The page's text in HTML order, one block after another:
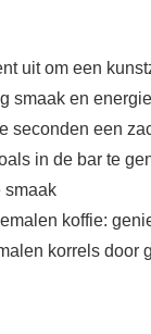
uit om een
smaak en
seconden een
in de bar te
smaak
koffie:
korrels door